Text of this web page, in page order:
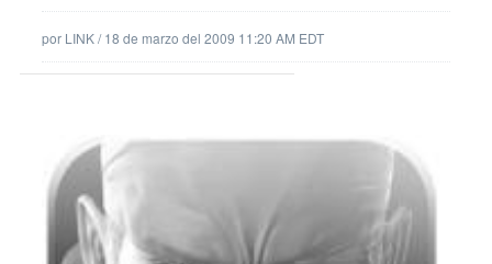
por LINK/18 de marzo del 2009 11:20 AM EDT